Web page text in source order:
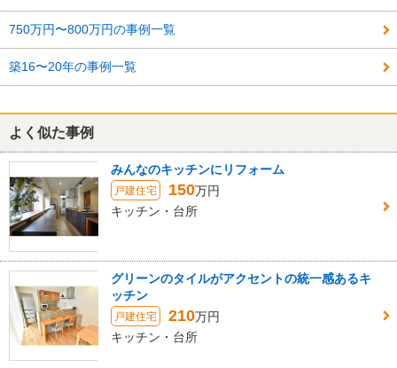
750万円〜800万円の事例一覧
築16〜20年の事例一覧
よく似た事例
みんなのキッチンにリフォーム
戸建住宅 150万円
キッチン・台所
グリーンのタイルがアクセントの統一感あるキ
ッチン
戸建住宅 210万円
キッチン・台所